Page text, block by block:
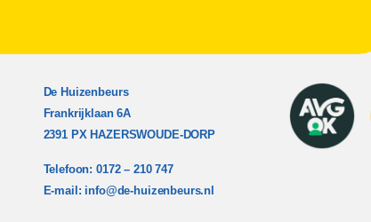
De Huizenbeurs
Frankrijklaan 6A
2391 PX HAZERSWOUDE-DORP
Telefoon: 0172 – 210 747
E-mail: info@de-huizenbeurs.nl